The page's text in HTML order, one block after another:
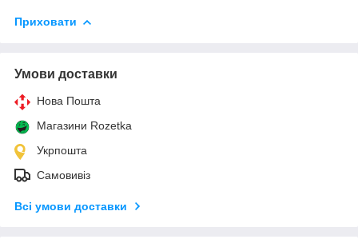
Приховати
Умови доставки
Нова Пошта
Магазини Rozetka
Укрпошта
Самовивіз
Всі умови доставки